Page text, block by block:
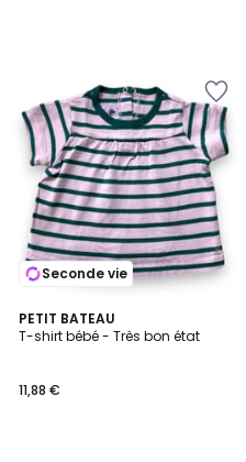
Seconde vie
PETIT BATEAU
T-shirt bébé - Très bon état
11,88 €